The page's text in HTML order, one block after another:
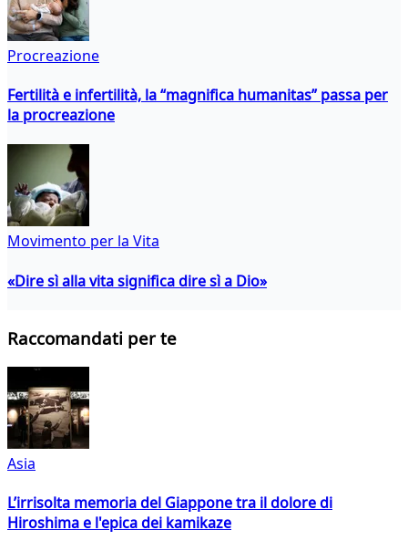
Procreazione
Fertilità e infertilità, la “magnifica humanitas” passa per
la procreazione
Movimento per la Vita
«Dire sì alla vita significa dire sì a Dio»
Raccomandati per te
Asia
L’irrisolta memoria del Giappone tra il dolore di
Hiroshima e l'epica dei kamikaze